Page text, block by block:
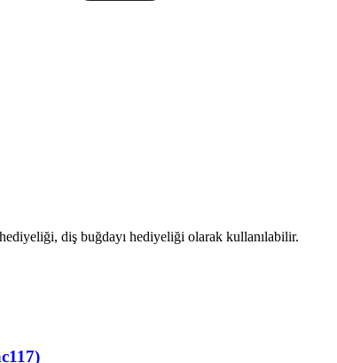
diş buğdayı hediyeliği olarak kullanılabilir.